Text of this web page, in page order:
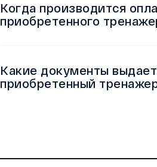
Когда производится
приобретенного
Какие документы
приобретенный